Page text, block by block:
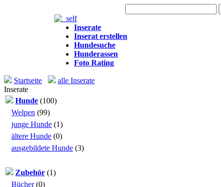
Inserate
Inserat erstellen
Hundesuche
Hunderassen
Foto Rating
Startseite
alle Inserate
Inserate
Hunde (100)
Welpen (99)
junge Hunde (1)
ältere Hunde (0)
ausgebildete Hunde (3)
Zubehör (1)
Bücher(0)